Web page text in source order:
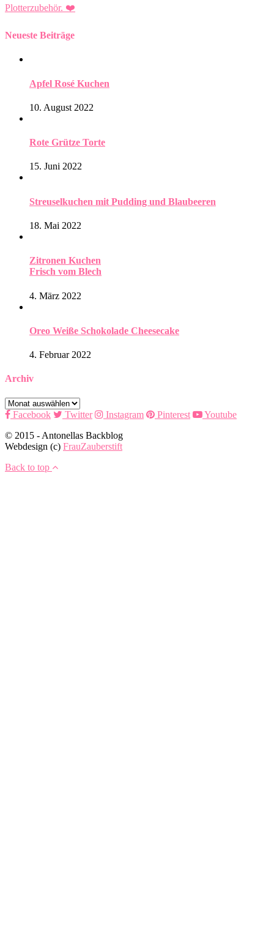
Plotterzubehör. ❤️
Neueste Beiträge
Apfel Rosé Kuchen
10. August 2022
Rote Grütze Torte
15. Juni 2022
Streuselkuchen mit Pudding und Blaubeeren
18. Mai 2022
Zitronen Kuchen
Frisch vom Blech
4. März 2022
Oreo Weiße Schokolade Cheesecake
4. Februar 2022
Archiv
Archiv
Facebook
Twitter Instagram Pinterest
Youtube
© 2015 - Antonellas Backblog
Webdesign (c) FrauZauberstift
Back to top